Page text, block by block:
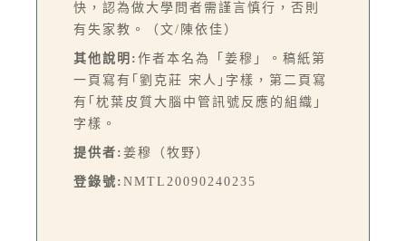
快，認為做大學問者需謹言慎行，否則
有失家教。（文/陳依佳）
其他說明: 作者本名為「姜穆」。稿紙第
一頁寫有｢劉克莊 宋人｣字樣，第二頁寫
有｢枕葉皮質大腦中管訊號反應的組織｣
字樣。
提供者: 姜穆（牧野）
登錄號: NMTL20090240235